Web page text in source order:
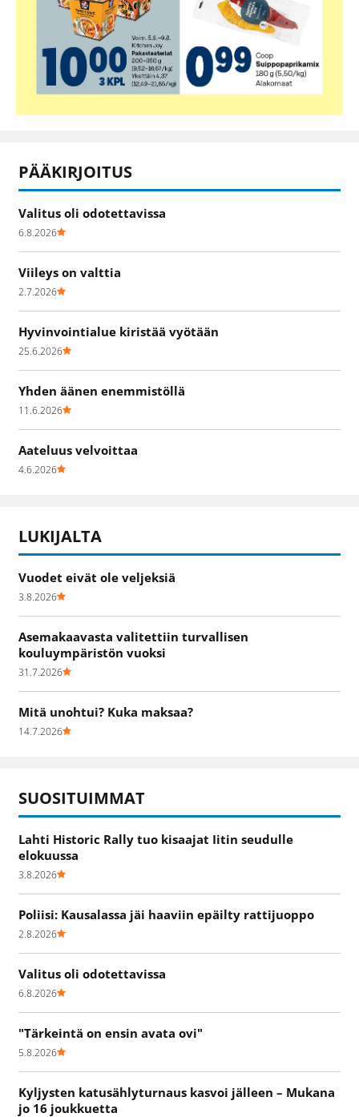
PÄÄKIRJOITUS
Valitus oli odotettavissa
6.8.2026
Viileys on valttia
2.7.2026
Hyvinvointialue kiristää vyötään
25.6.2026
Yhden äänen enemmistöllä
11.6.2026
Aateluus velvoittaa
4.6.2026
LUKIJALTA
Vuodet eivät ole veljeksiä
3.8.2026
Asemakaavasta valitettiin turvallisen
kouluympäristön vuoksi
31.7.2026
Mitä unohtui? Kuka maksaa?
14.7.2026
SUOSITUIMMAT
Lahti Historic Rally tuo kisaajat Iitin seudulle
elokuussa
3.8.2026
Poliisi: Kausalassa jäi haaviin epäilty rattijuoppo
2.8.2026
Valitus oli odotettavissa
6.8.2026
"Tärkeintä on ensin avata ovi"
5.8.2026
Kyljysten katusählyturnaus kasvoi jälleen – Mukana
jo 16 joukkuetta